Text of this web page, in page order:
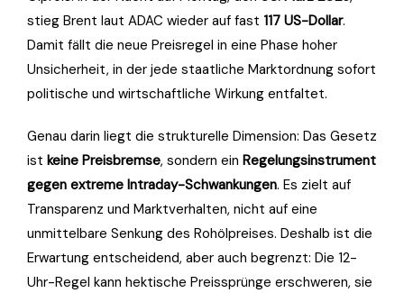
stieg Brent laut ADAC wieder auf fast 117 US-Dollar.
Damit fällt die neue Preisregel in eine Phase hoher
Unsicherheit, in der jede staatliche Marktordnung sofort
politische und wirtschaftliche Wirkung entfaltet.
Genau darin liegt die strukturelle Dimension: Das Gesetz
ist keine Preisbremse, sondern ein Regelungsinstrument
gegen extreme Intraday-Schwankungen. Es zielt auf
Transparenz und Marktverhalten, nicht auf eine
unmittelbare Senkung des Rohölpreises. Deshalb ist die
Erwartung entscheidend, aber auch begrenzt: Die 12-
Uhr-Regel kann hektische Preissprünge erschweren, sie